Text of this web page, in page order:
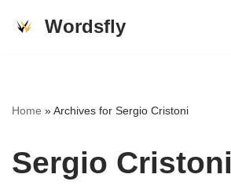
Wordsfly
Home »Archives for Sergio Cristoni
Sergio Cristoni